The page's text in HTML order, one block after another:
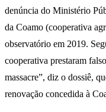
denúncia do Ministério
da Coamo (cooperativa
observatório em 2019.
cooperativa prestaram
massacre”, diz o dossiê,
renovação concedida à